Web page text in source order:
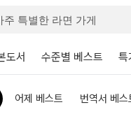
도서 수준별 베스트 특
어제 베스트 번역서 베스